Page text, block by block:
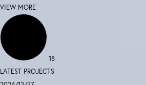
VIEW MORE
18
LATEST PROJECTS